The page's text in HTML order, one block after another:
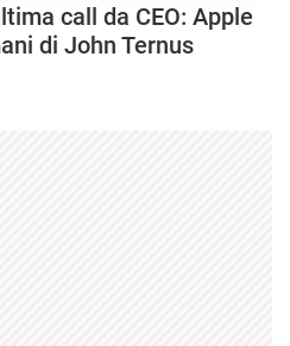
call da CEO: Apple
di John Ternus